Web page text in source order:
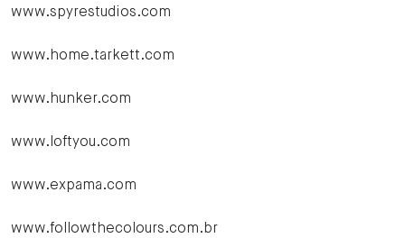
www.spyrestudios.com
www.home.tarkett.com
www.hunker.com
www.loftyou.com
www.expama.com
www.followthecolours.com.br